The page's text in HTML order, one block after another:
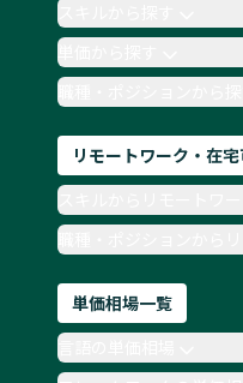
単価から探す
職種・ポジションから探
リモートワーク・在
職種・ポジションから
単価相場一覧